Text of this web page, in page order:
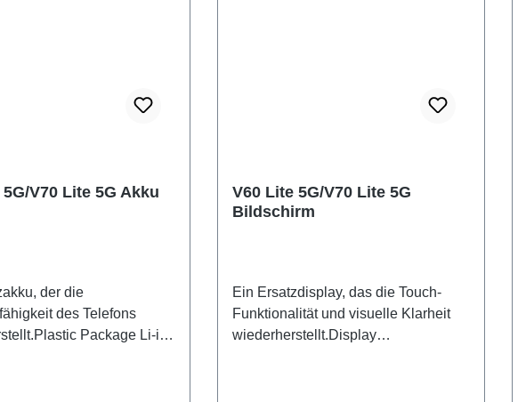
V70 Lite 5G Akku
der die
des Telefons
Package Li-ion
V60 Lite 5G/V70 Lite 5G
Bildschirm
Ein Ersatzdisplay, das die Touch-
Funktionalität und visuelle Klarheit
wiederherstellt.Display